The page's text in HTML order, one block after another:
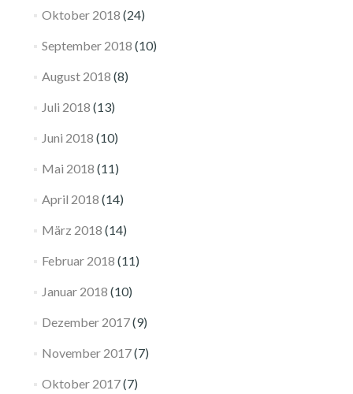
Oktober 2018 (24)
September 2018 (10)
August 2018 (8)
Juli 2018 (13)
Juni 2018 (10)
Mai 2018 (11)
April 2018 (14)
März 2018 (14)
Februar 2018 (11)
Januar 2018 (10)
Dezember 2017(9)
November 2017(7)
Oktober 2017(7)